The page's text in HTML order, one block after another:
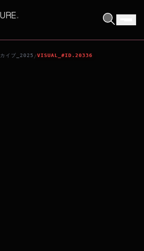
.
イブ_2025 /VISUAL_#ID.20336
LOVE ME